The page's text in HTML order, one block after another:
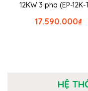
12KW 3 pha (EP-12K-
₫
17.590.000
HỆ